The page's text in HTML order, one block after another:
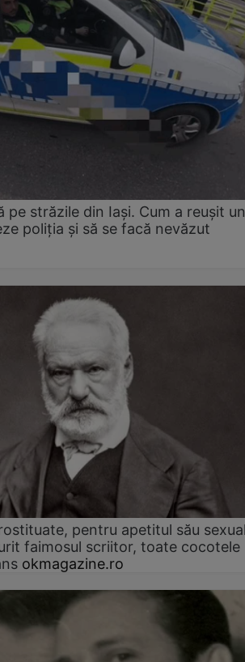
pe străzile din Iași. Cum a reușit un
poliția și să se facă nevăzut
pentru apetitul său
faimosul scriitor, toate cocotele
okmagazine.ro